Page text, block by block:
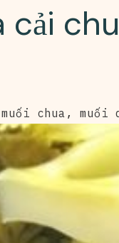
cải
chua, muối